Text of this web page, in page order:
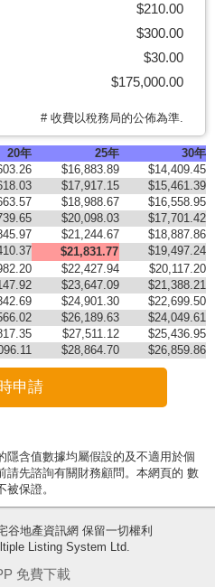
$210.00
$300.00
$30.00
$175,000.00
# 收費以稅務局的公佈為準.
20年 25年
30年
$16,883.89
$14,409.45
$17,917.15
$15,461.39
$18,988.67
$16,558.95
$20,098.03
$17,701.42
$21,244.67
$18,887.86
$21,831.77
$19,497.24
$22,427.94
$20,117.20
$23,647.09
$21,388.21
$24,901.30
$22,699.50
$26,189.63
$24,049.61
$27,511.12
$25,436.95
$28,864.70 $26,859.86
申請
隱含值數據均屬假設的及不適用於個
請先諮詢有關財務顧問。本網頁的 數
保證。
谷地產資訊網 保留一切權利
Listing System Ltd.
免費下載